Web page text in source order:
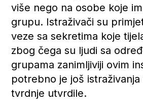
više nego na osobe koje
grupu. Istraživači su
veze sa sekretima koje
zbog čega su ljudi sa
grupama zanimljiviji ovim
potrebno je još
tvrdnje utvrdile.